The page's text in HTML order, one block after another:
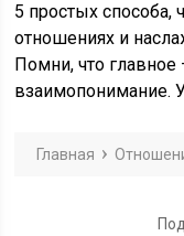
5 простых
отношениях и
Помни, что
взаимопонимание.
Главная